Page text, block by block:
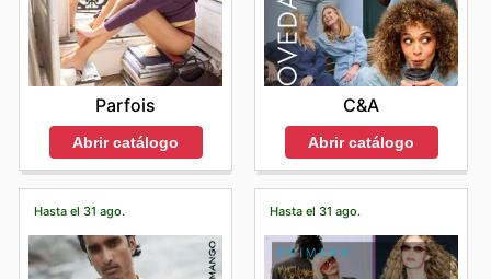
Parfois
Abrir catálogo
C&A
Abrir catálogo
Hasta el 31 ago. Hasta el 31 ago.